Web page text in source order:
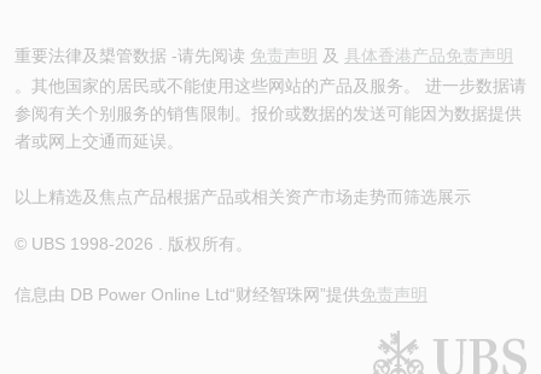
重要法律及槼管数据 -请先阅读 免责声明 及 具体香港产品免责声明
。其他国家的居民或不能使用这些网站的产品及服务。 进一步数据请
参阅有关个别服务的销售限制。报价或数据的发送可能因为数据提供
者或网上交通而延误。
以上精选及焦点产品根据产品或相关资产市场走势而筛选展示
© UBS 1998-2026 . 版权所有。
信息由 DB Power Online Ltd“财经智珠网”提供免责声明